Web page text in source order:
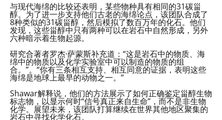
与现代海绵的比较还表明，某些物种具有相同的31碳甾
醇。为了进一步支持他们古老的海绵论点，该团队合成了
8种类似的31碳甾醇，然后模拟了数百万年的化石。他们
发现，这些甾醇中只有两种可以在岩石中自然形成，另外
六种暗示着生物起源。
研究合著者罗杰·萨蒙斯补充道：“这是岩石中的物质、海
绵中的物质以及化学实验室中可以制造的物质的组
合。”。“你有三条相互支持、相互同意的证据，表明这些
海绵是地球上最早的动物之一。”
Shawar解释说，他们的方法展示了如何正确鉴定甾醇生物
标志物，以显示何时“信号真正来自生命”，而不是非生物
化学。展望未来，该团队打算继续在世界其他地区聚集的
岩石中寻找化学化石。